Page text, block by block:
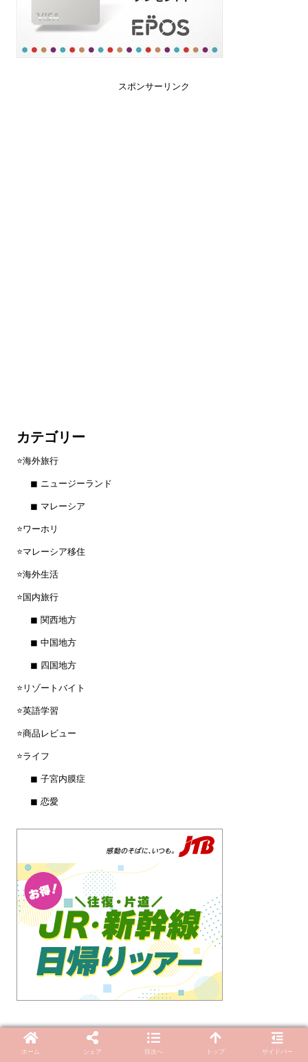
スポンサーリンク
カテゴリー
⭐️海外旅行
◼︎ ニュージーランド
◼︎ マレーシア
⭐️ワーホリ
⭐️マレーシア移住
⭐️海外生活
⭐️国内旅行
◼︎ 関西地方
◼︎ 中国地方
◼︎ 四国地方
⭐️リゾートバイト
⭐️英語学習
⭐️商品レビュー
⭐️ライフ
◼︎ 子宮内膜症
◼︎ 恋愛
ホーム シェア 目次へ トップ サイドバー